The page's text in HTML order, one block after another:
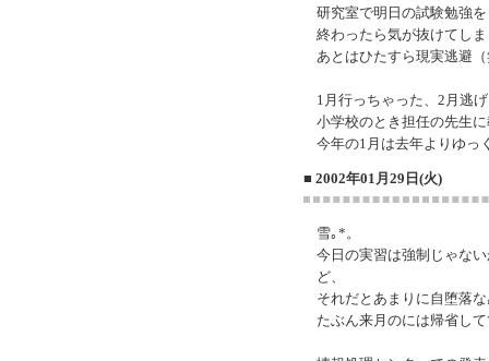
研究室で明日の試験勉強
終わったら気が抜けてし
あとはひたすら現実逃避
1月行っちゃった、2月逃
小学校のとき担任の先生
今年の1月は去年よりゆっ
■ 2002年01月29日(火)
雪｡*。
今日の実習は強制じゃな
ど、
それだとあまりに自堕落
たぶん来月のには帰省し